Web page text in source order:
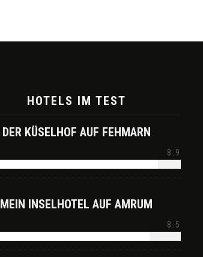
HOTELS IM TEST
DER KÜSELHOF AUF FEHMARN
8.9
MEIN INSELHOTEL AUF AMRUM
8.5